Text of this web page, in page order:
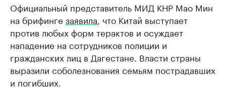
Официальный представитель МИД КНР Мао Мин
на брифинге заявила , что Китай выступает
против любых форм терактов и осуждает
нападение на сотрудников полиции и
гражданских лиц в Дагестане. Власти страны
выразили соболезнования семьям пострадавших
и погибших.